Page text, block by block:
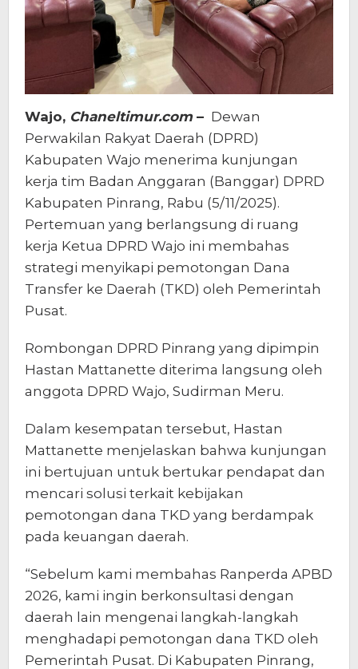
Wajo, Chaneltimur.com– Dewan
Perwakilan Rakyat Daerah (DPRD)
Kabupaten Wajo menerima kunjungan
kerja tim Badan Anggaran (Banggar) DPRD
Kabupaten Pinrang, Rabu (5/11/2025).
Pertemuan yang berlangsung di ruang
kerja Ketua DPRD Wajo ini membahas
strategi menyikapi pemotongan Dana
Transfer ke Daerah (TKD) oleh Pemerintah
Pusat.
Rombongan DPRD Pinrang yang dipimpin
Hastan Mattanette diterima langsung oleh
anggota DPRD Wajo, Sudirman Meru.
Dalam kesempatan tersebut, Hastan
Mattanette menjelaskan bahwa kunjungan
ini bertujuan untuk bertukar pendapat dan
mencari solusi terkait kebijakan
pemotongan dana TKD yang berdampak
pada keuangan daerah.
“Sebelum kami membahas Ranperda APBD
2026, kami ingin berkonsultasi dengan
daerah lain mengenai langkah-langkah
menghadapi pemotongan dana TKD oleh
Pemerintah Pusat. Di Kabupaten Pinrang,